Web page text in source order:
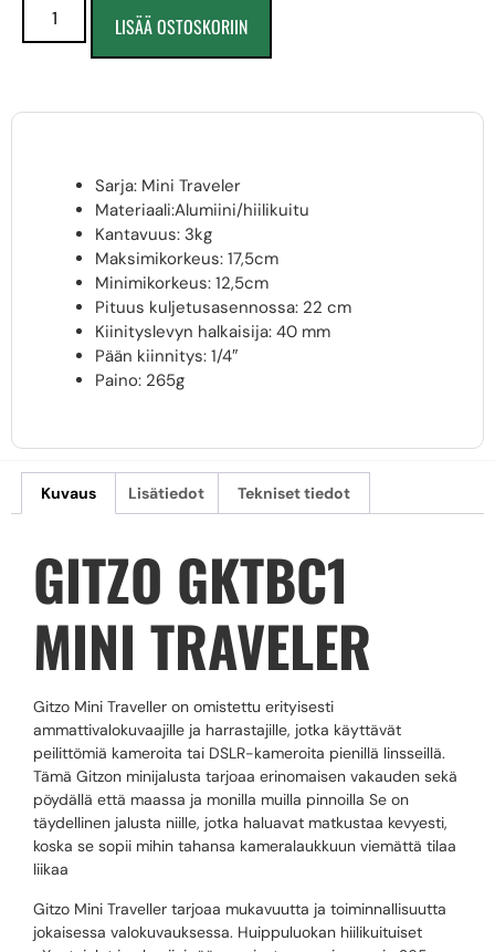
LISÄÄ OSTOSKORIIN
Sarja: Mini Traveler
Materiaali:Alumiini/hiilikuitu
Kantavuus: 3kg
Maksimikorkeus: 17,5cm
Minimikorkeus: 12,5cm
Pituus kuljetusasennossa: 22 cm
Kiinityslevyn halkaisija: 40 mm
Pään kiinnitys: 1/4″
Paino: 265g
Kuvaus Lisätiedot Tekniset tiedot
GITZO GKTBC1
MINI TRAVELER
Gitzo Mini Traveller on omistettu erityisesti
ammattivalokuvaajille ja harrastajille, jotka käyttävät
peilittömiä kameroita tai DSLR-kameroita pienillä linsseillä.
Tämä Gitzon minijalusta tarjoaa erinomaisen vakauden sekä
pöydällä että maassa ja monilla muilla pinnoilla Se on
täydellinen jalusta niille, jotka haluavat matkustaa kevyesti,
koska se sopii mihin tahansa kameralaukkuun viemättä tilaa
liikaa
Gitzo Mini Traveller tarjoaa mukavuutta ja toiminnallisuutta
jokaisessa valokuvauksessa. Huippuluokan hiilikuituiset